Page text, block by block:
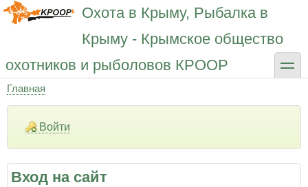
Перейти
Охота в Крыму, Рыбалка в
Крыму - Крымское общество
охотников и рыболовов КРООР
toggle
Строка
навигации
Главная
Войти
Вход на сайт